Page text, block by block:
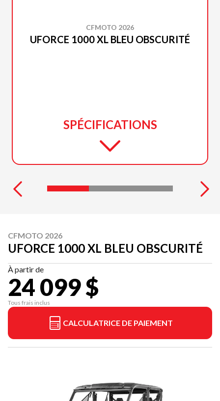
CFMOTO 2026
UFORCE 1000 XL BLEU OBSCURITÉ
SPÉCIFICATIONS
CFMOTO 2026
UFORCE 1000 XL BLEU OBSCURITÉ
À partir de
24 099 $
Tous frais inclus
CALCULATRICE DE PAIEMENT